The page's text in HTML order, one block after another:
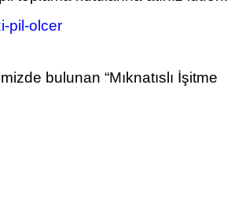
pil-olcer
bulunan “Mıknatıslı İşitme